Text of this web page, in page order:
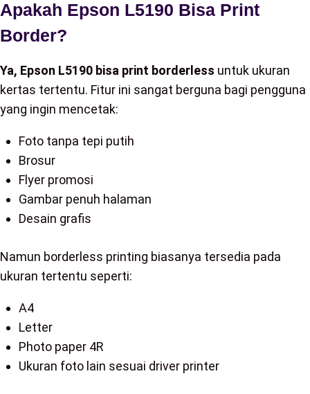
Apakah Epson L5190 Bisa Print
Border?
Ya, Epson L5190 bisa print borderless untuk ukuran
kertas tertentu. Fitur ini sangat berguna bagi pengguna
yang ingin mencetak:
Foto tanpa tepi putih
Brosur
Flyer promosi
Gambar penuh halaman
Desain grafis
Namun borderless printing biasanya tersedia pada
ukuran tertentu seperti:
A4
Letter
Photo paper 4R
Ukuran foto lain sesuai driver printer